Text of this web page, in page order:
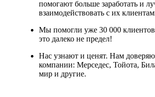
помогают больше заработать и
взаимодействовать с их
Мы помогли уже 30 000 клиентов
это далеко не предел!
Нас узнают и ценят. Нам
компании: Мерседес, Тойота,
мир и другие.